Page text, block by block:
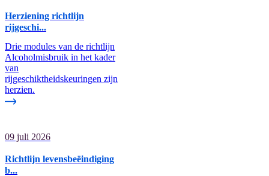
Herziening richtlijn
rijgeschi...
Drie modules van de richtlijn
Alcoholmisbruik in het kader
van
rijgeschiktheidskeuringen zijn
herzien.
09 juli 2026
Richtlijn levensbeëindiging
b...